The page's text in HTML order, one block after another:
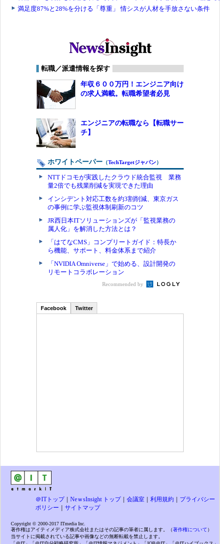
転職／派遣情報を探す
年収６００万円！エンジニア向け
の求人満載。転職希望者必見
エンジニアの転職なら【転職サー
チ】
ホワイトペーパー （TechTargetジャパン）
NTTドコモが実践したクラウド統合監視 業務
量2倍でも残業削減を実現できた理由
インシデント対応工数を約3割削減、東京ガス
の事例に学ぶ監視体制刷新のコツ
JR西日本ITソリューションズが「監視業務の
属人化」を解消した方法とは？
「はてなCMS」コンプリートガイド：特長か
ら機能、サポート、料金体系まで紹介
「NVIDIA Omniverse」で始める、設計開発の
リモートコラボレーション
Recommended by
Facebook Twitter
＠ITトップ｜ NeｗsInsight トップ｜ 会議室 利用規約
プライバシー
ポリシー
サイトマップ
Copyright © 2000-2017 ITmedia Inc.
著作権はアイティメディア株式会社またはその記事の筆者に属します。（著作権について）
当サイトに掲載されている記事や画像などの無断転載を禁止します。